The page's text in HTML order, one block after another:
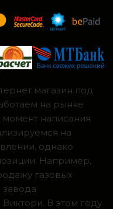
магазин под
на рынке
момент написания
на
однако
Например,
газовых
завода
В этом году